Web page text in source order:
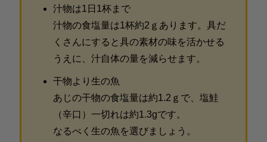
汁物は1日1杯まで
汁物の食塩量は1杯約2ｇあります。具だ
くさんにすると具の素材の味を活かせる
うえに、汁自体の量を減らせます。
干物より生の魚
あじの干物の食塩量は約1.2ｇで、塩鮭
（辛口）一切れは約1.3gです。
なるべく生の魚を選びましょう。